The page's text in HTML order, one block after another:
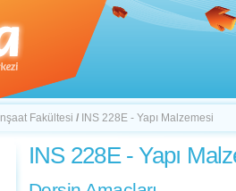
İnşaat Fakültesi / INS 228E - Yapı Malzemesi
INS 228E - Yapı